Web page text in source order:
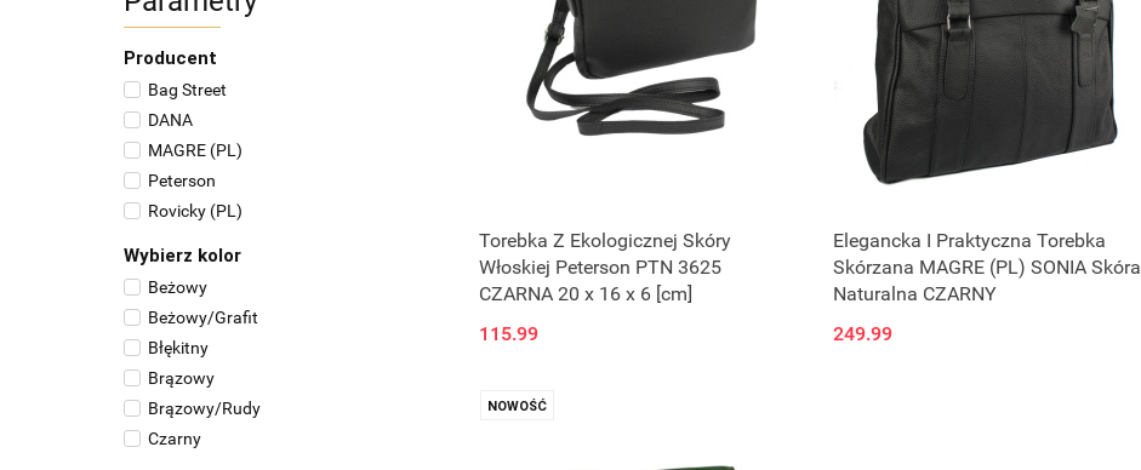
Producent
Bag Street
DANA
MAGRE (PL)
Peterson
Rovicky (PL)
Wybierz kolor
Beżowy
Beżowy/Grafit
Błękitny
Brązowy
Brązowy/Rudy
Czarny
Torebka Z Ekologicznej Skóry
Włoskiej Peterson PTN 3625
CZARNA 20 x 16 x 6 [cm]
115.99
Produkt niedostępny
Elegancka I Praktyczna Torebka
Skórzana MAGRE (PL) SONIA Skóra
Naturalna CZARNY
249.99
NOWOŚĆ